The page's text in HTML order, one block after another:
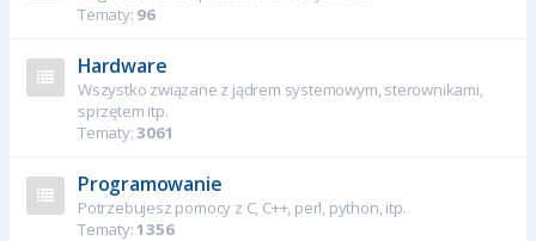
Tematy: 96
Hardware
Wszystko związane z jądrem systemowym, sterownikami,
sprzętem itp.
Tematy:3061
Programowanie
Potrzebujesz pomocy z C, C++, perl, python, itp.
Tematy:1356